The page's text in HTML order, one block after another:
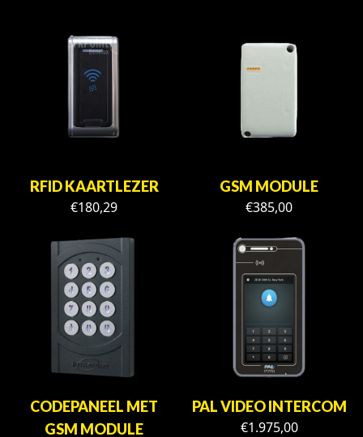
RFID KAARTLEZER
€180,29
GSM MODULE
€385,00
CODEPANEEL MET
GSM MODULE
PAL VIDEO INTERCOM
€1.975,00